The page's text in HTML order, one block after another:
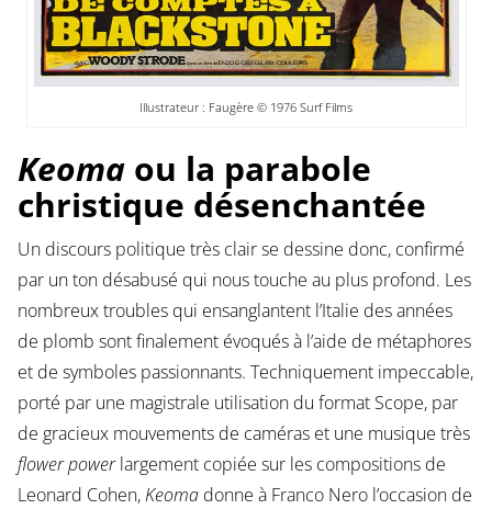
Illustrateur : Faugère © 1976 Surf Films
Keomaou la parabole
christique désenchantée
Un discours politique très clair se dessine donc, confirmé
par un ton désabusé qui nous touche au plus profond. Les
nombreux troubles qui ensanglantent l’Italie des années
de plomb sont finalement évoqués à l’aide de métaphores
et de symboles passionnants. Techniquement impeccable,
porté par une magistrale utilisation du format Scope, par
de gracieux mouvements de caméras et une musique très
flower powerlargement copiée sur les compositions de
Leonard Cohen,Keoma donne à Franco Nero l’occasion de